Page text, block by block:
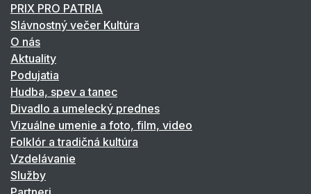
PRIX PRO PATRIA
Slávnostný večer Kultúra
O nás
Aktuality
Podujatia
Hudba, spev a tanec
Divadlo a umelecký prednes
Vizuálne umenie a foto, film, video
Folklór a tradičná kultúra
Vzdelávanie
Služby